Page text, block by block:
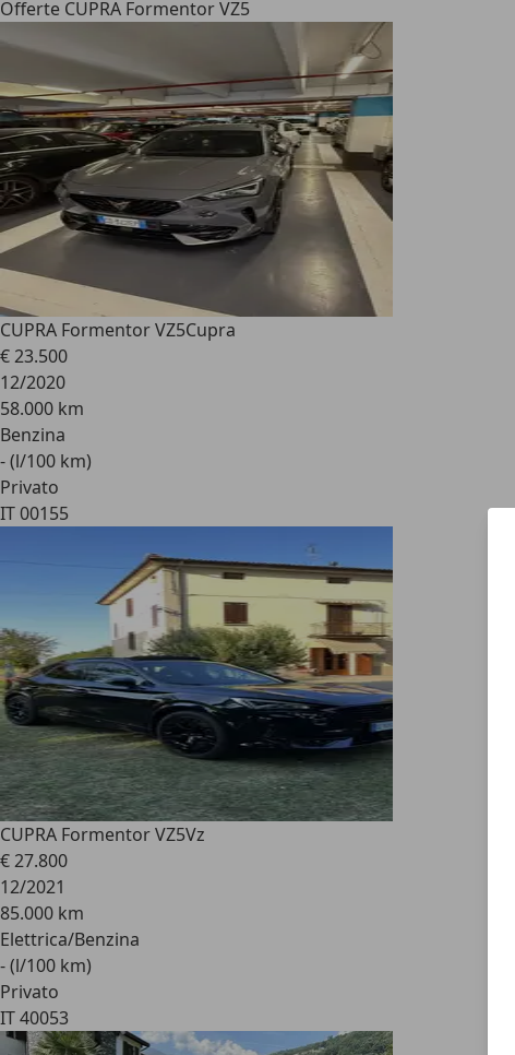
Offerte CUPRA Formentor VZ5
CUPRA Formentor VZ5Cupra
€ 23.500
12/2020
58.000 km
Benzina
- (l/100 km)
Privato
IT 00155
CUPRA Formentor VZ5Vz
€ 27.800
12/2021
85.000 km
Elettrica/Benzina
- (l/100 km)
Privato
IT 40053